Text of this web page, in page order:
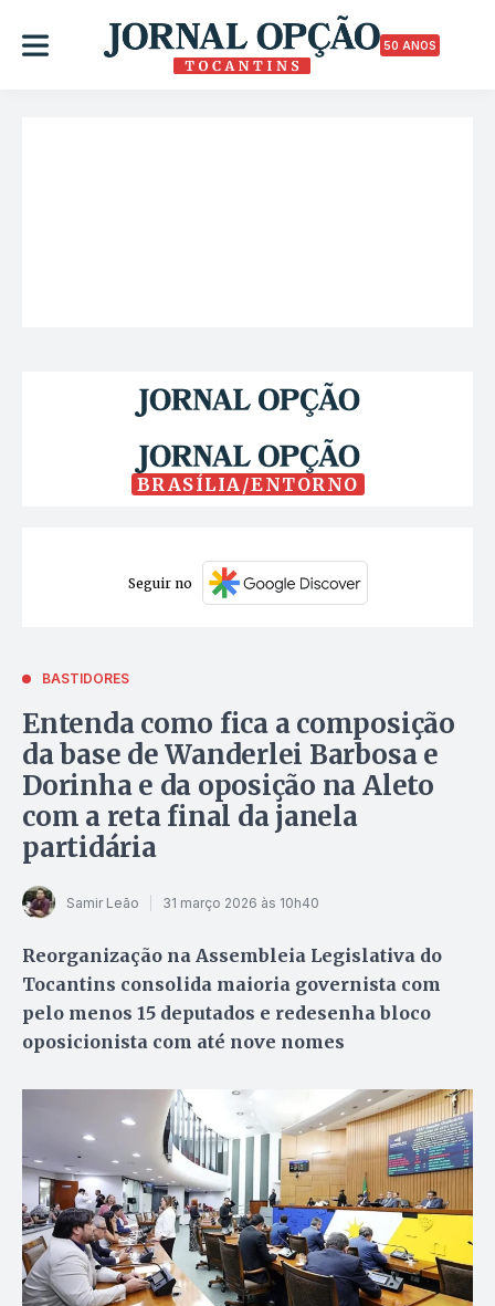
50 ANOS
BRASÍLIA/ENTORNO
Seguir no
BASTIDORES
Entenda como fica a composição
da base de Wanderlei Barbosa e
Dorinha e da oposição na Aleto
com a reta final da janela
partidária
Samir Leão 31 março 2026 às 10h40
Reorganização na Assembleia Legislativa do
Tocantins consolida maioria governista com
pelo menos 15 deputados e redesenha bloco
oposicionista com até nove nomes